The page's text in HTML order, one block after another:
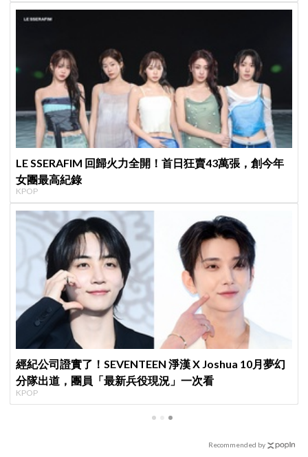
LE SSERAFIM 回歸火力全開！首日狂賣43萬張，創今年
女團最高紀錄
KPOP
經紀公司證實了！SEVENTEEN 淨漢 X Joshua 10月夢幻
分隊出道，團員「最新兵役現況」一次看
KPOP
Recommended by